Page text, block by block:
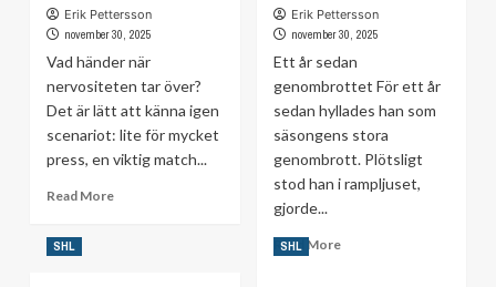
med
personangrepp”
Erik Pettersson
november 30, 2025
Vad händer när
nervositeten tar över?
Det är lätt att känna igen
scenariot: lite för mycket
press, en viktig match...
Read MoreRead
Erik Pettersson
november 30, 2025
Ett år sedan
genombrottet För ett år
sedan hyllades han som
säsongens stora
genombrott. Plötsligt
stod han i rampljuset,
gjorde...
Read MoreRead
SHL SHL